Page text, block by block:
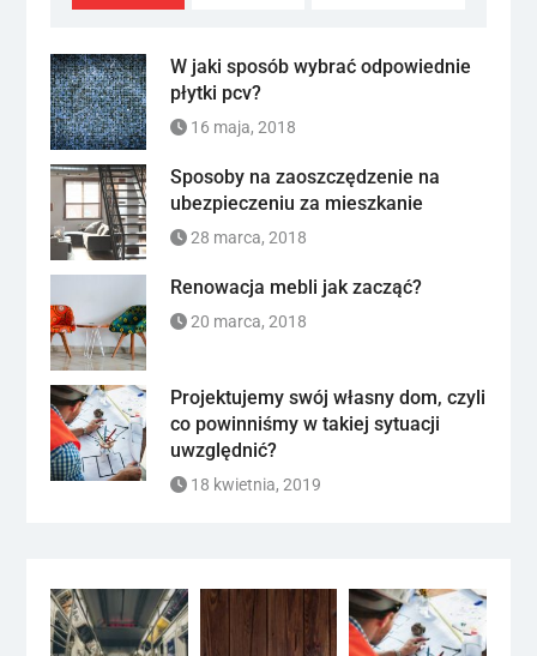
W jaki sposób wybrać odpowiednie
płytki pcv?
16 maja, 2018
Sposoby na zaoszczędzenie na
ubezpieczeniu za mieszkanie
28 marca, 2018
Renowacja mebli jak zacząć?
20 marca, 2018
Projektujemy swój własny dom, czyli
co powinniśmy w takiej sytuacji
uwzględnić?
18 kwietnia, 2019